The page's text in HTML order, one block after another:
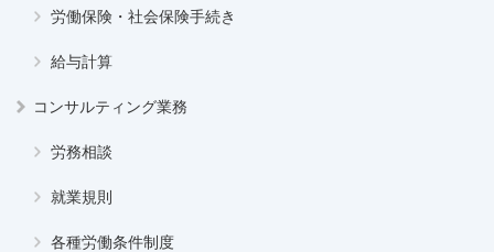
労働保険・社会保険手続き
給与計算
コンサルティング業務
労務相談
就業規則
各種労働条件制度